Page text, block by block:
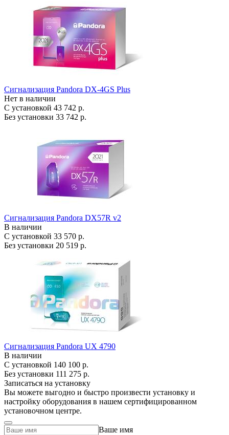
Сигнализация Pandora DX-4GS Plus
Нет в наличии
С установкой 43 742 р.
Без установки 33 742 р.
Сигнализация Pandora DX57R v2
В наличии
С установкой 33 570 р.
Без установки 20 519 р.
Сигнализация Pandora UX 4790
В наличии
С установкой 140 100 р.
Без установки 111 275 р.
Записаться на установку
Вы можете выгодно и быстро произвести установку и
настройку оборудования в нашем сертифицированном
установочном центре.
Ваше имя